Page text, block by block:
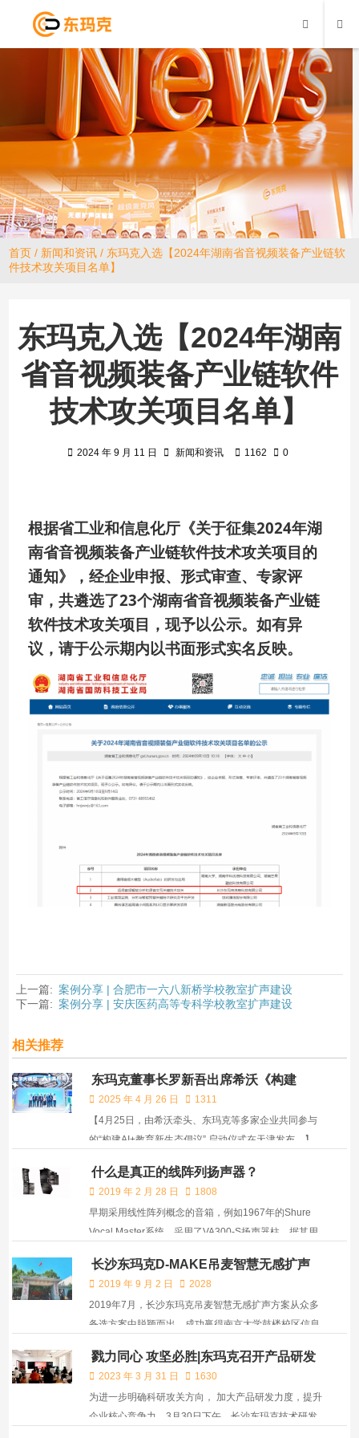
首页 / 新闻和资讯 / 东玛克入选【2024年湖南省音视频装备产业链软
件技术攻关项目名单】
东玛克入选【2024年湖南
省音视频装备产业链软件
技术攻关项目名单】
2024 年 9 月 11 日 新闻和资讯 1162 0
根据省工业和信息化厅《关于征集2024年湖
南省音视频装备产业链软件技术攻关项目的
通知》，经企业申报、形式审查、专家评
审，共遴选了23个湖南省音视频装备产业链
软件技术攻关项目，现予以公示。如有异
议，请于公示期内以书面形式实名反映。
上一篇: 案例分享 | 合肥市一六八新桥学校教室扩声建设
下一篇: 案例分享 | 安庆医药高等专科学校教室扩声建设
相关推荐
东玛克董事长罗新吾出席希沃《构建
AI+教育新生态倡议》启动仪式
2025 年 4 月 26 日
1311
【4月25日，由希沃牵头、东玛克等多家企业共同参与
的“构建AI+教育新生态倡议” 启动仪式在天津发布。】
究院联合发起，东玛克、阿里云、火山引擎、英特尔、
长鹏光电、融梦跃视等共同参与支持。倡议旨在以开放
协作...
什么是真正的线阵列扬声器？
2019 年 2 月 28 日
1808
早期采用线性阵列概念的音箱，例如1967年的Shure
Vocal Master系统，采用了VA300-S扬声器柱，据其用
和具备线性辐射特性”的扬声器。
长沙东玛克D-MAKE吊麦智慧无感扩声
方案落地南京大学
2019 年 9 月 2 日
2028
2019年7月，长沙东玛克吊麦智慧无感扩声方案从众多
备选方案中脱颖而出，成功赢得南京大学鼓楼校区信息
调试已全部完成，经校方领导专家验收测试合格，获得
在校师生一致点赞与好评。
戮力同心 攻坚必胜|东玛克召开产品研发
攻坚克难动员大会
2023 年 3 月 31 日
1630
为进一步明确科研攻关方向， 加大产品研发力度，提升
企业核心竞争力，3月30日下午，长沙东玛克技术研发